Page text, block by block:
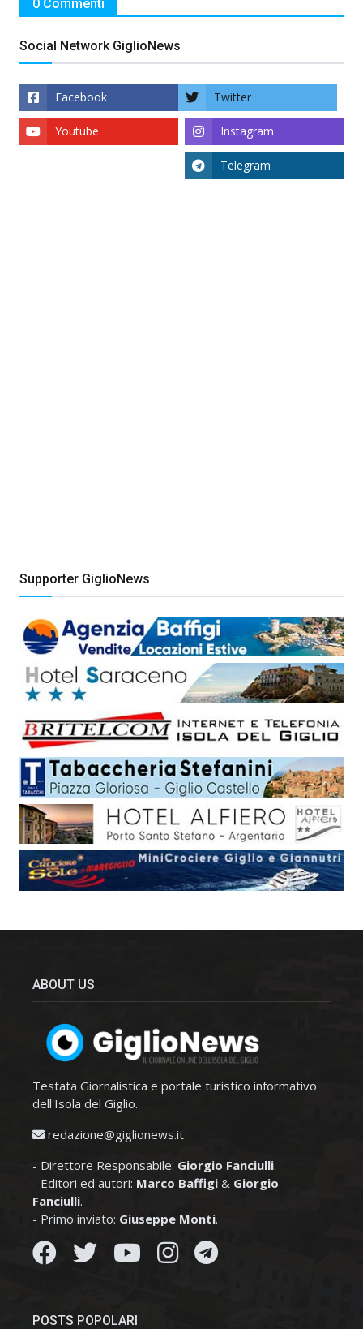
0 Commenti
Social Network GiglioNews
Facebook Twitter
Instagram
Youtube
Telegram
Supporter GiglioNews
ABOUT US
Testata Giornalistica e portale turistico informativo
dell'Isola del Giglio.
redazione@giglionews.it
- Direttore Responsabile: Giorgio Fanciulli.
- Editori ed autori: Marco Baffigi & Giorgio
Fanciulli.
- Primo inviato: Giuseppe Monti.
POSTS POPOLARI